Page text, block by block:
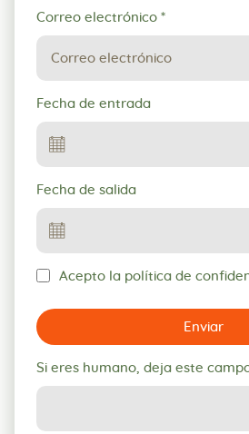
Correo electrónico *
Fecha de entrada
Fecha de salida
Acepto la política de
Enviar
Si eres humano, deja este